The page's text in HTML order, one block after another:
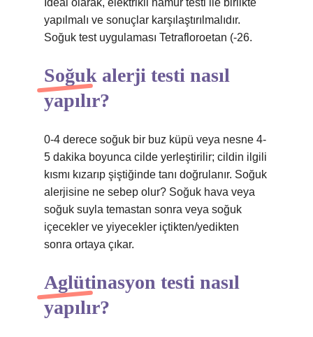
İdeal olarak, elektrikli hamur testi ile birlikte
yapılmalı ve sonuçlar karşılaştırılmalıdır.
Soğuk test uygulaması Tetrafloroetan (-26.
Soğuk alerji testi nasıl
yapılır?
0-4 derece soğuk bir buz küpü veya nesne 4-
5 dakika boyunca cilde yerleştirilir; cildin ilgili
kısmı kızarıp şiştiğinde tanı doğrulanır. Soğuk
alerjisine ne sebep olur? Soğuk hava veya
soğuk suyla temastan sonra veya soğuk
içecekler ve yiyecekler içtikten/yedikten
sonra ortaya çıkar.
Aglütinasyon testi nasıl
yapılır?